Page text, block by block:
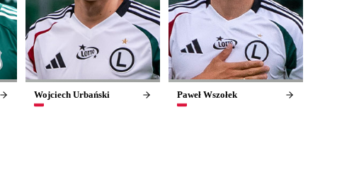
Wojciech Urbański Paweł Wszołek